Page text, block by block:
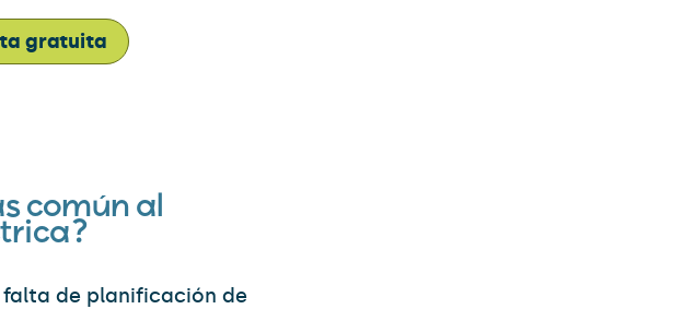
gratuita
común al
de planificación de